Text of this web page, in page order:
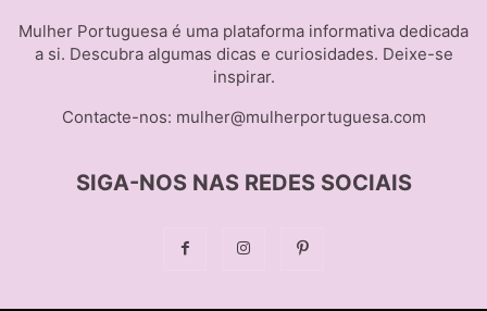
Mulher Portuguesa é uma plataforma informativa dedicada
a si. Descubra algumas dicas e curiosidades. Deixe-se
inspirar.
Contacte-nos: mulher@mulherportuguesa.com
SIGA-NOS NAS REDES SOCIAIS